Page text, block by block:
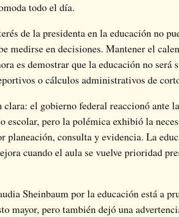
todo el día.
de la presidenta en la educación no
medirse en decisiones. Mantener el
es demostrar que la educación no será
o cálculos administrativos de
el gobierno federal reaccionó ante
pero la polémica exhibió la
planeación, consulta y evidencia. La
cuando el aula se vuelve prioridad
Sheinbaum por la educación está a
mayor, pero también dejó una